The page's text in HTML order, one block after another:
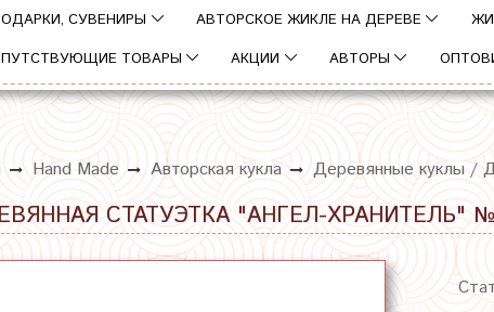
СУВЕНИРЫ АВТОРСКОЕ ЖИКЛЕ НА ДЕРЕВЕ
ТОВАРЫ
АКЦИИ АВТОРЫ
Hand Made Авторская кукла Деревянные куклы /
СТАТУЭТКА "АНГЕЛ-ХРАНИТЕЛЬ"